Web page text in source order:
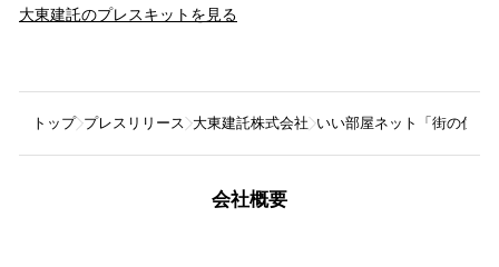
大東建託のプレスキットを見る
トップ プレスリリース 大東建託株式会社 いい部屋ネット「街の住み
会社概要